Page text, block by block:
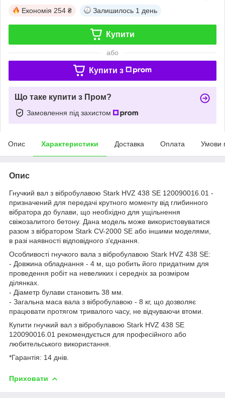
Економія 254 ₴ Залишилось 1 день
Купити
або
Купити з
Що таке купити з Пром?
Замовлення під захистом
Опис Характеристики Доставка Оплата Умови
Опис
Гнучкий вал з вібробулавою Stark HVZ 438 SE 120090016.01 -
призначений для передачі крутного моменту від глибинного
вібратора до булави, що необхідно для ущільнення
свіжозалитого бетону. Дана модель може використовуватися
разом з вібратором Stark CV-2000 SE або іншими моделями,
в разі наявності відповідного з'єднання.
Особливості гнучкого вала з вібробулавою Stark HVZ 438 SE:
- Довжина обладнання - 4 м, що робить його придатним для
проведення робіт на невеликих і середніх за розміром
ділянках.
- Діаметр булави становить 38 мм.
- Загальна маса вала з вібробулавою - 8 кг, що дозволяє
працювати протягом тривалого часу, не відчуваючи втоми.
Купити гнучкий вал з вібробулавою Stark HVZ 438 SE
120090016.01 рекомендується для професійного або
любительського використання.
*Гарантія: 14 днів.
Приховати